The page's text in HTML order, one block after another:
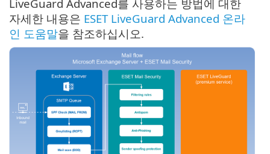
LiveGuard Advanced를 사용하는 방법에 대한
자세한 내용은 ESET LiveGuard Advanced 온라
인 도움말을 참조하십시오.